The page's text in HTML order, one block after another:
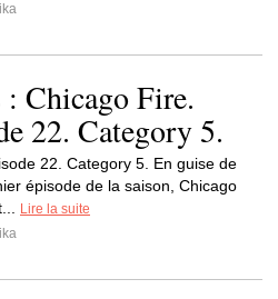
Chicago Fire.
22. Category 5.
22. Category 5. En guise de
épisode de la saison, Chicago
Lire la suite